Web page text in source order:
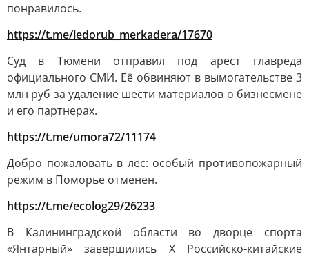
понравилось.
https://t.me/ledorub_merkadera/17670
Суд в Тюмени отправил под арест главреда
официального СМИ. Её обвиняют в вымогательстве 3
млн руб за удаление шести материалов о бизнесмене
и его партнерах.
https://t.me/umora72/11174
Добро пожаловать в лес: особый противопожарный
режим в Поморье отменен.
https://t.me/ecolog29/26233
В Калининградской области во дворце спорта
«Янтарный» завершились X Российско-китайские